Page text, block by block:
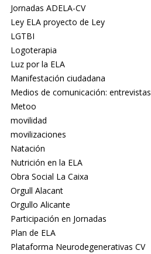
Jornadas ADELA-CV
Ley ELA proyecto de Ley
LGTBI
Logoterapia
Luz por la ELA
Manifestación ciudadana
Medios de comunicación: entrevistas
Metoo
movilidad
movilizaciones
Natación
Nutrición en la ELA
Obra Social La Caixa
Orgull Alacant
Orgullo Alicante
Participación en Jornadas
Plan de ELA
Plataforma Neurodegenerativas CV